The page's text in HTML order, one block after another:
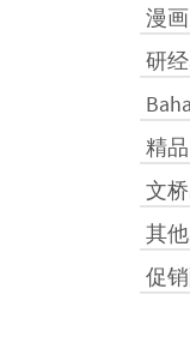
漫画
研
精品
文
其
促